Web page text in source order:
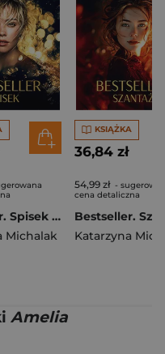
Bestseller. Spisek - książka z autografem
Michalak
KSIĄŻKA
36,84 zł
54,99 zł -
cena detaliczna
Katarzyna
Amelia